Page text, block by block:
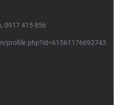
0917 415 856
profile.php?id=61561176692743